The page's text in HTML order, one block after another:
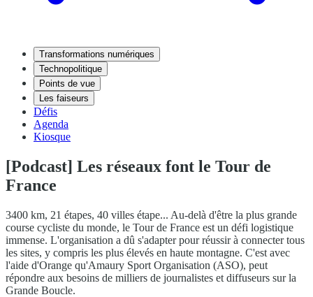
Transformations numériques
Technopolitique
Points de vue
Les faiseurs
Défis
Agenda
Kiosque
[Podcast] Les réseaux font le Tour de
France
3400 km, 21 étapes, 40 villes étape... Au-delà d'être la plus grande
course cycliste du monde, le Tour de France est un défi logistique
immense. L'organisation a dû s'adapter pour réussir à connecter tous
les sites, y compris les plus élevés en haute montagne. C'est avec
l'aide d'Orange qu'Amaury Sport Organisation (ASO), peut
répondre aux besoins de milliers de journalistes et diffuseurs sur la
Grande Boucle.